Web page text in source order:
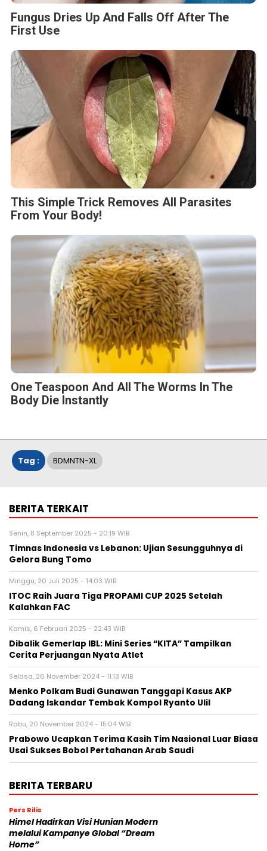
Fungus Dries Up And Falls Off After The
First Use
This Simple Trick Removes All Parasites
From Your Body!
One Teaspoon And All The Worms In The
Body Die Instantly
Tag : BDMNTN-XL
BERITA TERKAIT
Senin, 8 September 2025 - 20:19 WIB
Timnas Indonesia vs Lebanon: Ujian Sesungguhnya di
Gelora Bung Tomo
Minggu, 20 Juli 2025 - 14:03 WIB
ITOC Raih Juara Tiga PROPAMI CUP 2025 Setelah
Kalahkan FAC
Kamis, 6 Februari 2025 - 22:43 WIB
Dibalik Gemerlap IBL: Mini Series “KITA” Tampilkan
Cerita Perjuangan Nyata Atlet
Selasa, 26 November 2024 - 11:13 WIB
Menko Polkam Budi Gunawan Tanggapi Kasus AKP
Dadang Iskandar Tembak Kompol Ryanto Ulil
Rabu, 20 November 2024 - 15:04 WIB
Prabowo Ucapkan Terima Kasih Tim Nasional Luar Biasa
Usai Sukses Bobol Pertahanan Arab Saudi
BERITA TERBARU
Pers Rilis
Himel Hadirkan Visi Hunian Modern
melalui Kampanye Global “Dream
Home”